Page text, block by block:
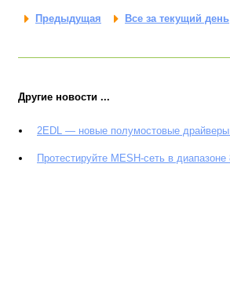
Предыдущая Все за текущий день
Другие новости ...
2EDL — новые полумостовые
Протестируйте MESH-сеть в